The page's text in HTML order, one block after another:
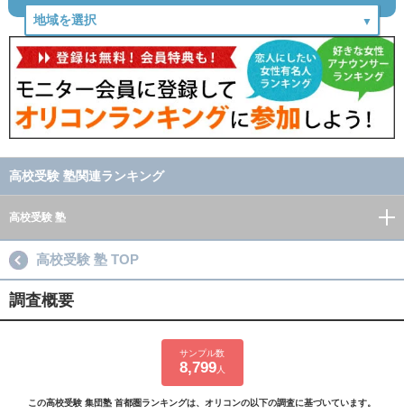
高校受験 塾関連ランキング
高校受験 塾
高校受験 塾 TOP
調査概要
サンプル数
8,799人
この高校受験 集団塾 首都圏ランキングは、オリコンの以下の調査に基づいています。